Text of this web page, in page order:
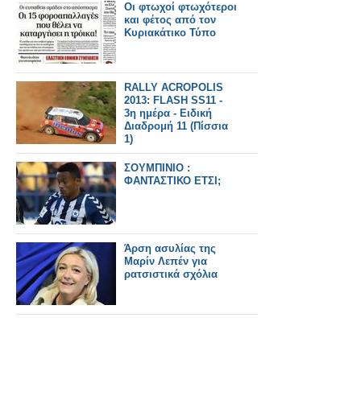
Οι φτωχοί φτωχότεροι
και φέτος από τον
Κυριακάτικο Τύπο
RALLY ACROPOLIS
2013: FLASH SS11 -
3η ημέρα - Eιδική
Διαδρομή 11 (Πίσσια
1)
ΣΟΥΜΠΙΝΙΟ :
ΦΑΝΤΑΣΤΙΚΟ ΕΤΣΙ;
Άρση ασυλίας της
Μαρίν Λεπέν για
ρατσιστικά σχόλια